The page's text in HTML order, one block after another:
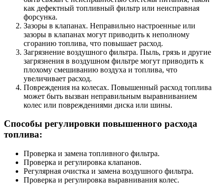
как дефектный топливный фильтр или неисправная
форсунка.
Зазоры в клапанах. Неправильно настроенные или
зазоры в клапанах могут приводить к неполному
сгоранию топлива, что повышает расход.
Загрязнение воздушного фильтра. Пыль, грязь и другие
загрязнения в воздушном фильтре могут приводить к
плохому смешиванию воздуха и топлива, что
увеличивает расход.
Повреждения на колесах. Повышенный расход топлива
может быть вызван неправильным выравниванием
колес или повреждениями диска или шины.
Способы регулировки повышенного расхода
топлива:
Проверка и замена топливного фильтра.
Проверка и регулировка клапанов.
Регулярная очистка и замена воздушного фильтра.
Проверка и регулировка выравнивания колес.